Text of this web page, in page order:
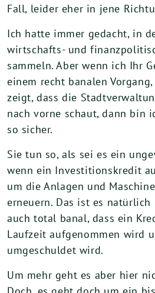
Fall, leider eher in jene
Ich hatte immer gedacht, in
wirtschafts- und
sammeln. Aber wenn ich Ihr
einem recht banalen
zeigt, dass die
nach vorne schaut, dann bin
so sicher.
Sie tun so, als sei es ein
wenn ein Investitionskredit
um die Anlagen und
erneuern. Das ist es
auch total banal, dass ein
Laufzeit aufgenommen wird
umgeschuldet wird.
Um mehr geht es aber hier